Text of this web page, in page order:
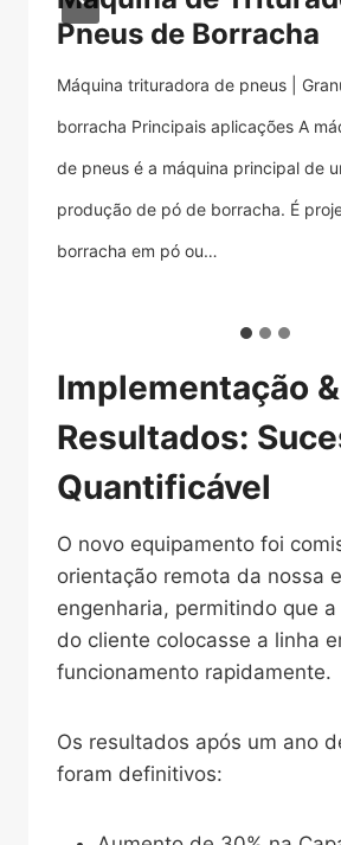
Pneus de Borracha
Máquina trituradora de pneus |
borracha Principais aplicações A
de pneus é a máquina principal de
produção de pó de borracha. É
borracha em pó ou…
Implementação &
Resultados:
Quantificável
O novo equipamento foi
orientação remota da nossa
engenharia, permitindo que
do cliente colocasse a linha
funcionamento rapidamente.
Os resultados após um ano
foram definitivos: